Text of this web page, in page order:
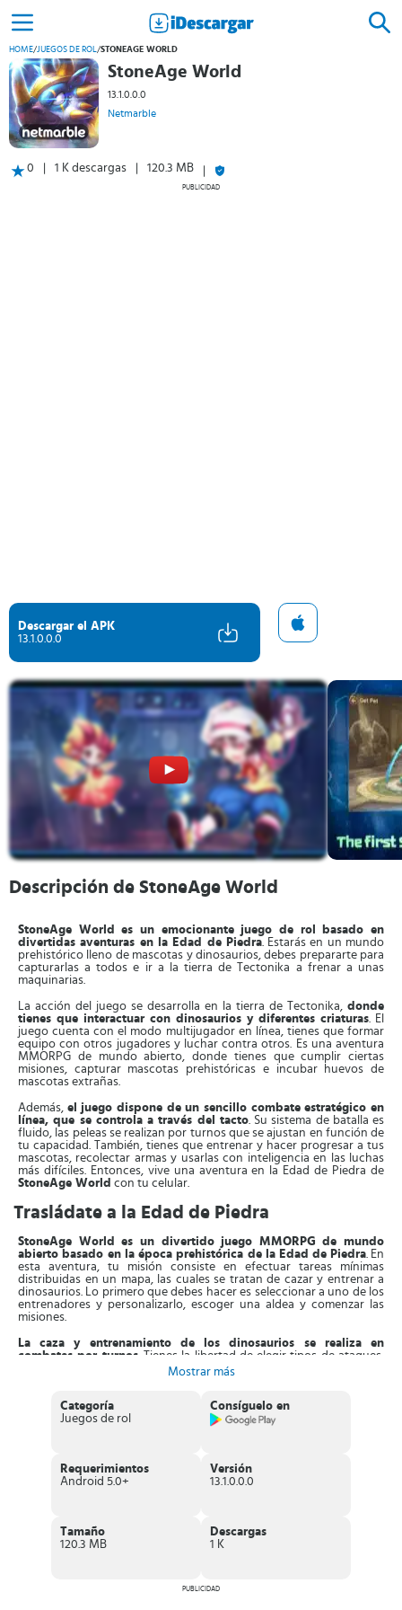
HOME/JUEGOS DE ROL/STONEAGE WORLD
StoneAge World
13.1.0.0.0
Netmarble
0 1 K descargas 120.3 MB
PUBLICIDAD
Descargar el APK
13.1.0.0.0
Descripción de StoneAge World
StoneAge World es un emocionante juego de rol basado en
divertidas aventuras en la Edad de Piedra. Estarás en un mundo
prehistórico lleno de mascotas y dinosaurios, debes prepararte para
capturarlas a todos e ir a la tierra de Tectonika a frenar a unas
maquinarias.
La acción del juego se desarrolla en la tierra de Tectonika, donde
tienes que interactuar con dinosaurios y diferentes criaturas. El
juego cuenta con el modo multijugador en línea, tienes que formar
equipo con otros jugadores y luchar contra otros. Es una aventura
MMORPG de mundo abierto, donde tienes que cumplir ciertas
misiones, capturar mascotas prehistóricas e incubar huevos de
mascotas extrañas.
Además, el juego dispone de un sencillo combate estratégico en
línea, que se controla a través del tacto. Su sistema de batalla es
fluido, las peleas se realizan por turnos que se ajustan en función de
tu capacidad. También, tienes que entrenar y hacer progresar a tus
mascotas, recolectar armas y usarlas con inteligencia en las luchas
más difíciles. Entonces, vive una aventura en la Edad de Piedra de
StoneAge World con tu celular.
Trasládate a la Edad de Piedra
StoneAge World es un divertido juego MMORPG de mundo
abierto basado en la época prehistórica de la Edad de Piedra. En
esta aventura, tu misión consiste en efectuar tareas mínimas
distribuidas en un mapa, las cuales se tratan de cazar y entrenar a
dinosaurios. Lo primero que debes hacer es seleccionar a uno de los
entrenadores y personalizarlo, escoger una aldea y comenzar las
misiones.
La caza y entrenamiento de los dinosaurios se realiza en
combates por turnos. Tienes la libertad de elegir tipos de ataques,
destrezas especiales del personaje y de los dinosaurios, si prefieres
vez que sea tu turno, presiona sobre el ataque y empezarás a reducir
la vida del enemigo.
que puedes mejorar de forma progresiva. Además, ganarás puntos
de experiencia que te permitirán aumentar las destrezas de estas
Aparte de esto,
el juego dispone de un apartado gráfico en 3D
llamativo y colorido
. Los personajes están muy bien diseñados, con
Características de StoneAge World
Mostrar más
Categoría
Juegos de rol
Consíguelo en
Requerimientos
Android 5.0+
Versión
13.1.0.0.0
Tamaño
120.3 MB
Descargas
1 K
PUBLICIDAD